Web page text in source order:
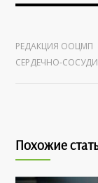
РЕДАКЦИЯ ООЦМП
СЕРДЕЧНО-
Похожие